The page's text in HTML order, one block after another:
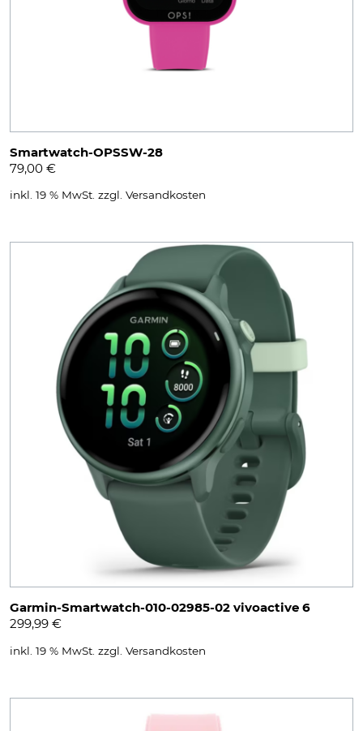
Smartwatch-OPSSW-28
79,00 €
inkl. 19 % MwSt. zzgl. Versandkosten
Garmin-Smartwatch-010-02985-02 vivoactive 6
299,99 €
inkl. 19 % MwSt. zzgl. Versandkosten